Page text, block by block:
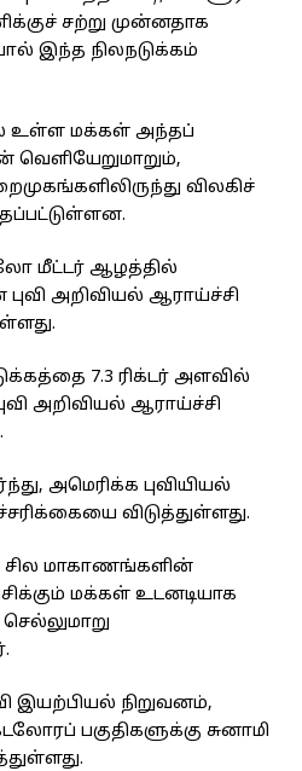
சற்று முன்னதாக
இந்த நிலநடுக்கம்
உள்ள மக்கள் அந்தப்
வெளியேறுமாறும்,
விலகிச்
மீட்டர் ஆழத்தில்
அறிவியல் ஆராய்ச்சி
7.3 ரிக்டர் அளவில்
அறிவியல் ஆராய்ச்சி
அமெரிக்க புவியியல்
விடுத்துள்ளது.
சில மாகாணங்களின்
மக்கள் உடனடியாக
இயற்பியல் நிறுவனம்,
பகுதிகளுக்கு சுனாமி